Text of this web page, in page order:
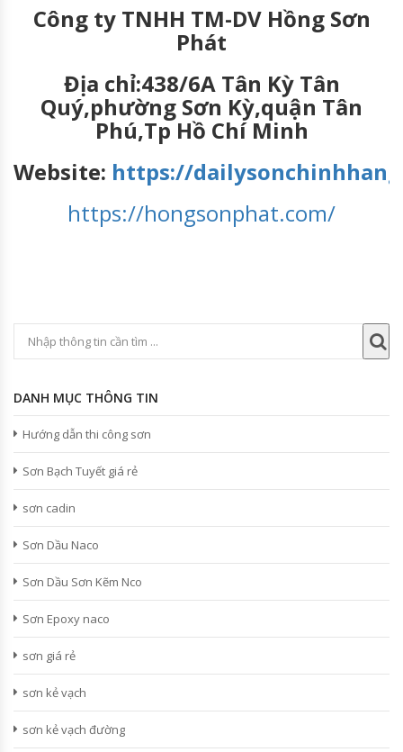
Công ty TNHH TM-DV Hồng Sơn
Phát
Địa chỉ:438/6A Tân Kỳ Tân
Quý,phường Sơn Kỳ,quận Tân
Phú,Tp Hồ Chí Minh
Website: https://
https://hongsonphat.com/
DANH MỤC THÔNG TIN
Hướng dẫn thi công sơn
Sơn Bạch Tuyết giá rẻ
sơn cadin
Sơn Dầu Naco
Sơn Dầu Sơn Kẽm Nco
Sơn Epoxy naco
sơn giá rẻ
sơn kẻ vạch
sơn kẻ vạch đường